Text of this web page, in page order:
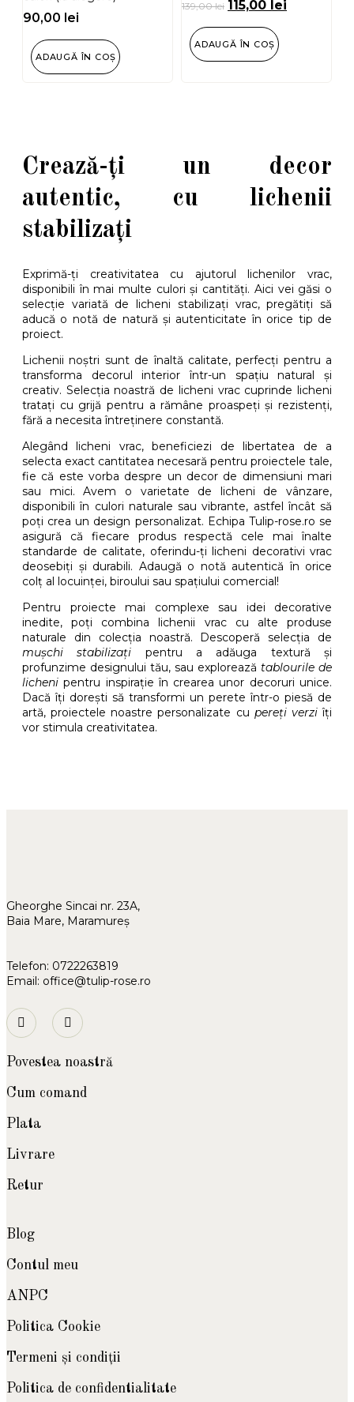
90,00 lei
ADAUGĂ ÎN COȘ
139,00lei 115,00 lei
ADAUGĂ ÎN COȘ
Crează-ți un decor
autentic, cu lichenii
stabilizați
Exprimă-ți creativitatea cu ajutorul lichenilor vrac,
disponibili în mai multe culori și cantități. Aici vei găsi o
selecție variată de licheni stabilizați vrac, pregătiți să
aducă o notă de natură și autenticitate în orice tip de
proiect.
Lichenii noștri sunt de înaltă calitate, perfecți pentru a
transforma decorul interior într-un spațiu natural și
creativ. Selecția noastră de licheni vrac cuprinde licheni
tratați cu grijă pentru a rămâne proaspeți și rezistenți,
fără a necesita întreținere constantă.
Alegând licheni vrac, beneficiezi de libertatea de a
selecta exact cantitatea necesară pentru proiectele tale,
fie că este vorba despre un decor de dimensiuni mari
sau mici. Avem o varietate de licheni de vânzare,
disponibili în culori naturale sau vibrante, astfel încât să
poți crea un design personalizat. Echipa Tulip-rose.ro se
asigură că fiecare produs respectă cele mai înalte
standarde de calitate, oferindu-ți licheni decorativi vrac
deosebiți și durabili. Adaugă o notă autentică în orice
colț al locuinței, biroului sau spațiului comercial!
Pentru proiecte mai complexe sau idei decorative
inedite, poți combina lichenii vrac cu alte produse
naturale din colecția noastră. Descoperă selecția de
mușchi stabilizați
pentru a adăuga textură și
profunzime designului tău, sau explorează tablourile de
licheni pentru inspirație în crearea unor decoruri unice.
Dacă îți dorești să transformi un perete într-o piesă de
artă, proiectele noastre personalizate cu pereți verziîți
vor stimula creativitatea.
Gheorghe Sincai nr. 23A,
Baia Mare, Maramureș
Telefon: 0722263819
Email: office@tulip-rose.ro
Povestea noastră
Cum comand
Plata
Livrare
Retur
Blog
Contul meu
ANPC
Politica Cookie
Termeni şi condiţii
Politica de confidentialitate